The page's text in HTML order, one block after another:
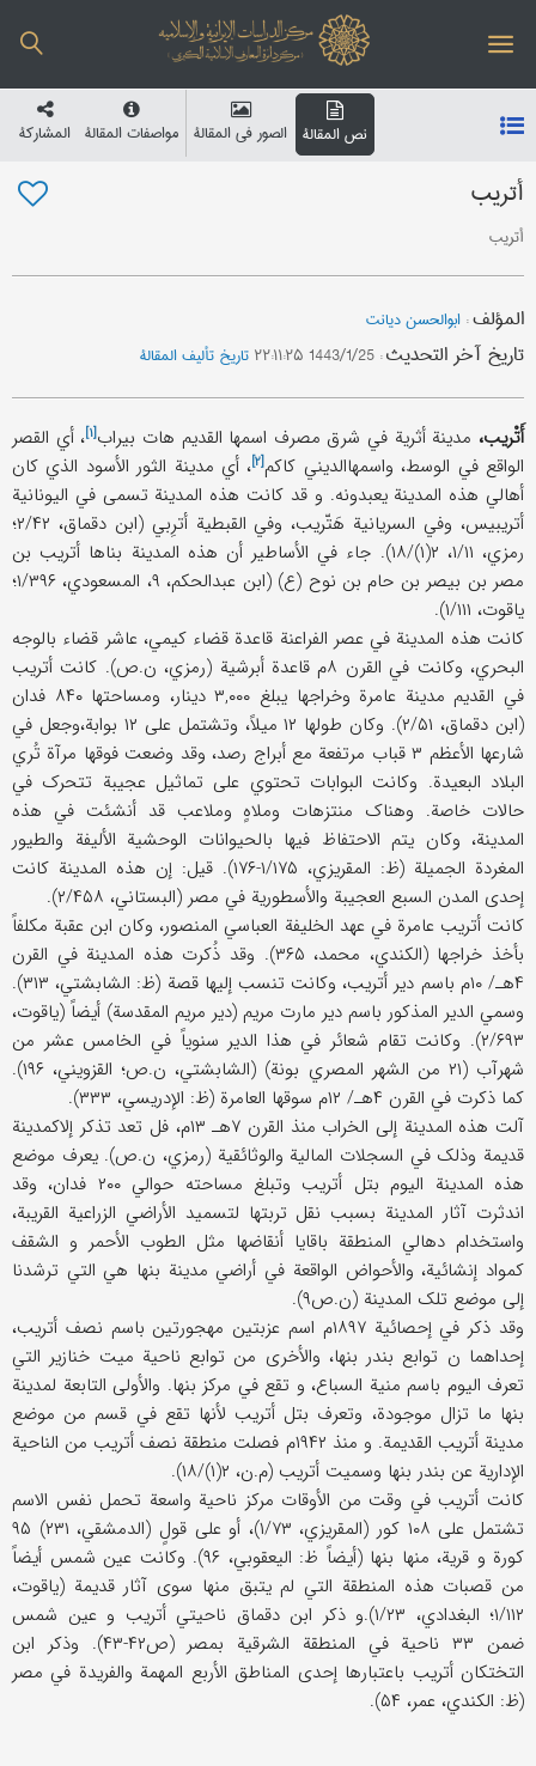
نص المقالة الصور في المقالة مواصفات المقالة المشارکة
أتریب
أتریب
المؤلف: ابوالحسن دیانت
تاریخ آخر التحدیث: 1443/1/25 ۲۲:۱۱:۲۵ تاریخ تألیف المقالة
أَتْریب، مدینة أثریة في شرق مصرف اسمها القدیم هات بیراب[۱] ، أي القصر
الواقع في الوسط، واسمها‌الدیني کاکم[۲] ، أي مدینة الثور الأسود الذي کان
أهالي هذه المدینة یعبدونه. و قد کانت هذه المدینة تسمی في الیونانیة
أتریبیس، وفي السریانیة هَتّریب، وفي القبطیة أترِبي (ابن دقماق، ۲/۴۲؛
رمزي، ۱/۱۱، ۲(۱)/۱۸). جاء في الأساطیر أن هذه المدینة بناها أتریب بن
مصر بن بیصر بن حام بن نوح (ع) (ابن عبدالحکم، ۹، المسعودي، ۱/۳۹۶؛
یاقوت، ۱/۱۱۱).
کانت هذه المدینة في عصر الفراعنة قاعدة قضاء کیمي، عاشر قضاء بالوجه
البحري، وکانت في القرن ۸م قاعدة أبرشیة (رمزي، ن.ص). کانت أتریب
في القدیم مدینة عامرة وخراجها یبلغ ۳,۰۰۰ دینار، ومساحتها ۸۴۰ فدان
(ابن دقماق، ۲/۵۱). وکان طولها ۱۲ میلاً، وتشتمل علی ۱۲ بوابة،وجعل في
شارعها الأعظم ۳ قباب مرتفعة مع أبراج رصد، وقد وضعت فوقها مرآة تُري
البلاد البعیدة. وکانت البوابات تحتوي علی تماثیل عجیبة تتحرک في
حالات خاصة. وهناک منتزهات وملاهٍ وملاعب قد أنشئت في هذه
المدینة، وکان یتم الاحتفاظ فیها بالحیوانات الوحشیة الألیفة والطیور
المغردة الجمیلة (ظ: المقریزي، ۱/۱۷۵-۱۷۶). قیل: إن هذه المدینة کانت
إحدی المدن السبع العجیبة والأسطوریة في مصر (البستاني، ۲/۴۵۸).
کانت أتریب عامرة في عهد الخلیفة العباسي المنصور، وکان ابن عقبة مکلفاً
بأخذ خراجها (الکندي، محمد، ۳۶۵). وقد ذُکرت هذه المدینة في القرن
۴هـ/ ۱۰م باسم دیر أتریب، وکانت تنسب إلیها قصة (ظ: الشابشتي، ۳۱۳).
وسمي الدیر المذکور باسم دیر مارت مریم (دیر مریم المقدسة) أیضاً (یاقوت،
۲/۶۹۳). وکانت تقام شعائر في هذا الدیر سنویاً في الخامس عشر من
شهرآب (۲۱ من الشهر المصري بونة) (الشابشتي، ن.ص؛ القزویني، ۱۹۶).
کما ذکرت في القرن ۴هـ/ ۱۲م سوقها العامرة (ظ: الإدریسي، ۳۳۳).
آلت هذه المدینة إلی الخراب منذ القرن ۷هـ ۱۳م، فل تعد تذکر إلاکمدینة
قدیمة وذلک في السجلات المالیة والوثائقیة (رمزي، ن.ص). یعرف موضع
هذه المدینة الیوم بتل أتریب وتبلغ مساحته حوالي ۲۰۰ فدان، وقد
اندثرت آثار المدینة بسبب نقل تربتها لتسمید الأراضي الزراعیة القریبة،
واستخدام دهالي المنطقة باقایا أنقاضها مثل الطوب الأحمر و الشقف
کمواد إنشائیة، والأحواض الواقعة في أراضي مدینة بنها هي التي ترشدنا
إلی موضع تلک المدینة (ن.ص۹).
وقد ذکر في إحصائیة ۱۸۹۷م اسم عزبتین مهجورتین باسم نصف أتریب،
إحداهما ن توابع بندر بنها، والأخری من توابع ناحیة میت خنازیر التي
تعرف الیوم باسم منیة السباع، و تقع في مرکز بنها. والأولی التابعة لمدینة
بنها ما تزال موجودة، وتعرف بتل أتریب لأنها تقع في قسم من موضع
مدینة أتریب القدیمة. و منذ ۱۹۴۲م فصلت منطقة نصف أتریب من الناحیة
الإداریة عن بندر بنها وسمیت أتریب (م.ن، ۲(۱)/۱۸).
کانت أتریب في وقت من الأوقات مرکز ناحیة واسعة تحمل نفس الاسم
تشتمل علی ۱۰۸ کور (المقریزي، ۱/۷۳)، أو علی قولٍ (الدمشقي، ۲۳۱) ۹۵
کورة و قریة، منها بنها (أیضاً ظ: الیعقوبي، ۹۶). وکانت عین شمس أیضاً
من قصبات هذه المنطقة التي لم یتبق منها سوی آثار قدیمة (یاقوت،
۱/۱۱۲؛ البغدادي، ۱/۲۳).و ذکر ابن دقماق ناحیتي أتریب و عین شمس
ضمن ۳۳ ناحیة في المنطقة الشرقیة بمصر (ص۴۲-۴۳). وذکر ابن
التختکان أتریب باعتبارها إحدی المناطق الأربع المهمة والفریدة في مصر
(ظ: الکندي، عمر، ۵۴).